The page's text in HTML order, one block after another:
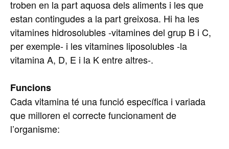
troben en la part aquosa dels aliments i les que
estan contingudes a la part greixosa. Hi ha les
vitamines hidrosolubles -vitamines del grup B i C,
per exemple- i les vitamines liposolubles -la
vitamina A, D, E i la K entre altres-.
Funcions
Cada vitamina té una funció específica i variada
que milloren el correcte funcionament de
l’organisme: